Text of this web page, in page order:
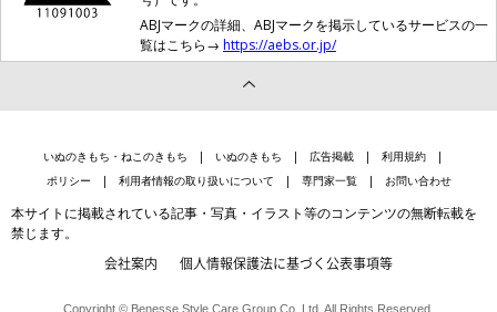
ABJマークの詳細、ABJマークを掲示しているサービスの一
覧はこちら→ https://aebs.or.jp/
いぬのきもち・ねこのきもち いぬのきもち 広告掲載
利用規約
ポリシー
利用者情報の取り扱いについて 専門家一覧 お問い合わせ
本サイトに掲載されている記事・写真・イラスト等のコンテンツの無断転載を
禁じます。
会社案内 個人情報保護法に基づく公表事項等
Copyright © Benesse Style Care Group Co.,Ltd. All Rights Reserved.